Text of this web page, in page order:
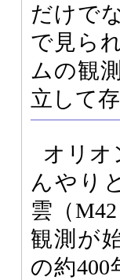
だけで
で見ら
ムの観
立して
オリオ
んやり
雲（
観測が
の約